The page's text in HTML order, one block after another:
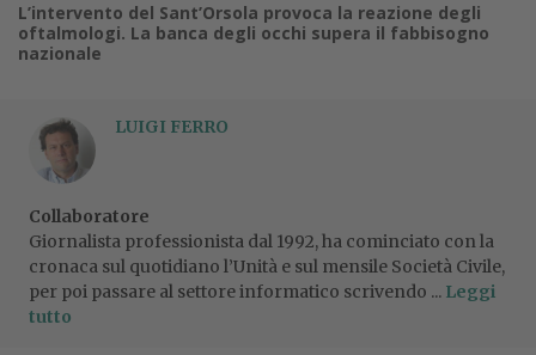
L’intervento del Sant’Orsola provoca la reazione degli
oftalmologi. La banca degli occhi supera il fabbisogno
nazionale
LUIGI FERRO
Collaboratore
Giornalista professionista dal 1992, ha cominciato con la
cronaca sul quotidiano l’Unità e sul mensile Società Civile,
per poi passare al settore informatico scrivendo ... Leggi
tutto